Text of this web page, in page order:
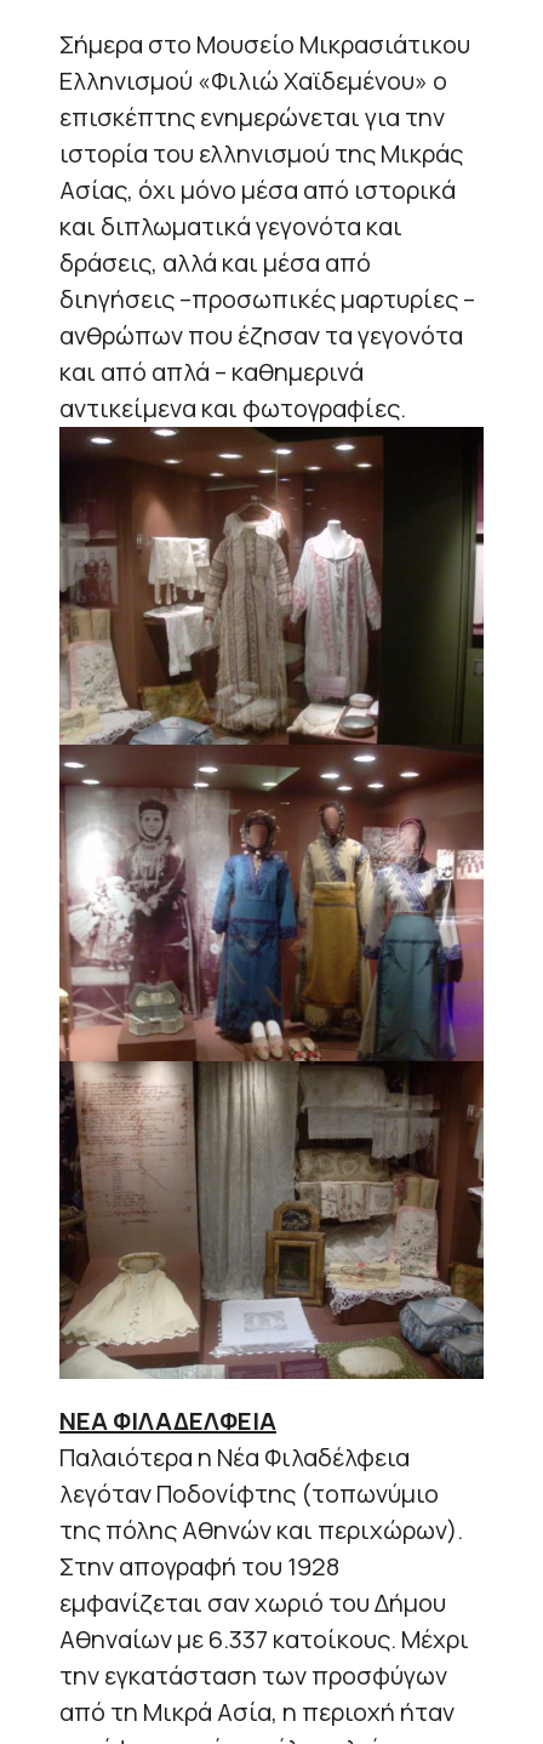
Σήμερα στο Μουσείο Μικρασιάτικου
Ελληνισμού «Φιλιώ Χαϊδεμένου» ο
επισκέπτης ενημερώνεται για την
ιστορία του ελληνισμού της Μικράς
Ασίας, όχι μόνο μέσα από ιστορικά
και διπλωματικά γεγονότα και
δράσεις, αλλά και μέσα από
διηγήσεις –προσωπικές μαρτυρίες –
ανθρώπων που έζησαν τα γεγονότα
και από απλά – καθημερινά
αντικείμενα και φωτογραφίες.
ΝΕΑ ΦΙΛΑΔΕΛΦΕΙΑ
Παλαιότερα η Νέα Φιλαδέλφεια
λεγόταν Ποδονίφτης (τοπωνύμιο
της πόλης Αθηνών και περιχώρων).
Στην απογραφή του 1928
εμφανίζεται σαν χωριό του Δήμου
Αθηναίων με 6.337 κατοίκους. Μέχρι
την εγκατάσταση των προσφύγων
από τη Μικρά Ασία, η περιοχή ήταν